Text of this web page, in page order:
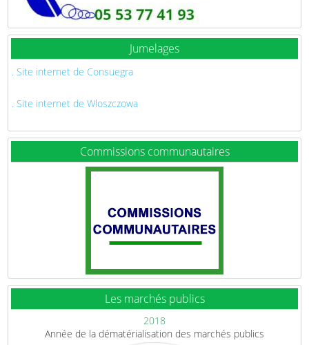
Jumelages
. Site internet de Consuegra
. Site internet de Wloszczowa
Commissions communautaires
Les marchés publics
2018
Année de la dématérialisation des marchés publics